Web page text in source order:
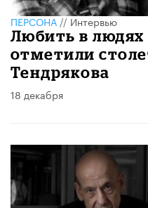
ПЕРСОНА//Интервью
Любить в людях
отметили
Тендрякова
18 декабря